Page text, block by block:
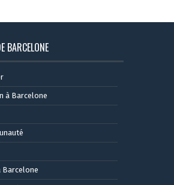
BARCELONE
à Barcelone
Barcelone